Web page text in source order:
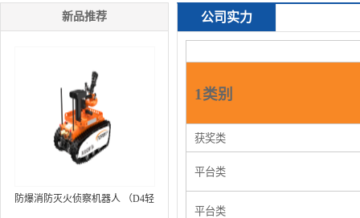
新品推荐
防爆消防灭火侦察机器人 （D4轻
公司实力
1类别
获奖类
平台类
平台类